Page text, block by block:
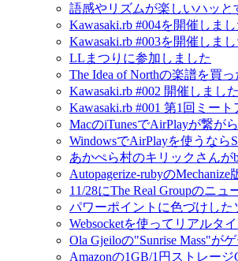
語感やリズムが楽しいハッと
Kawasaki.rb #004を開催しま
Kawasaki.rb #003を開催しま
LLまつりに参加しました
The Idea of Northの楽譜を買っ
Kawasaki.rb #002 開催しまし
Kawasaki.rb #001 第1回ミー
MacのiTunesでAirPlayが繋が
WindowsでAirPlayを使うなら
あかぺら村のキリックさんが
Autopagerize-rubyのMechanize
11/28にThe Real Groupのニュ
パワーポイントに色づけし
Websocketを使ってリアルタ
Ola Gjeiloの"Sunrise Mass"が
Amazonの1GB/1円ストレー